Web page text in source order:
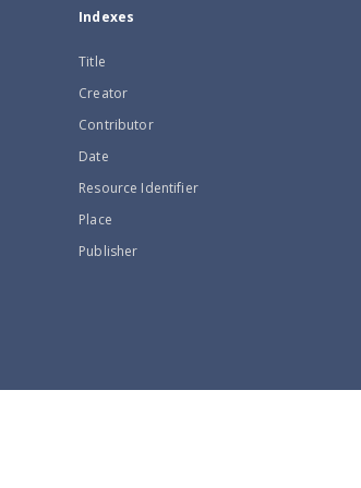
Indexes
Title
Creator
Contributor
Date
Resource Identifier
Place
Publisher